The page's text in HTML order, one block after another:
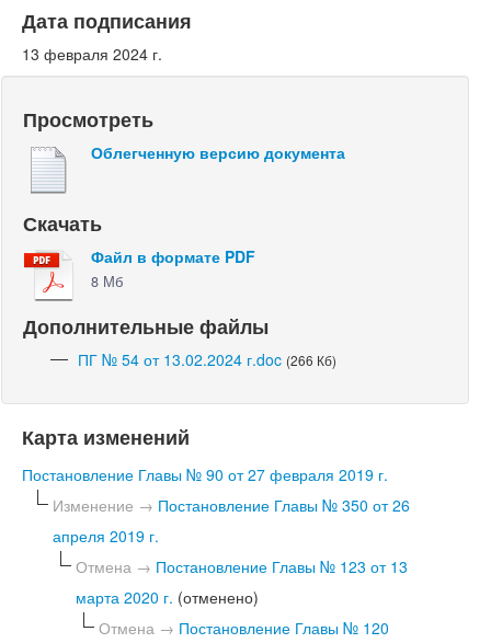
Дата подписания
13 февраля 2024 г.
Просмотреть
Облегченную версию документа
Скачать
Файл в формате PDF
8 Мб
Дополнительные файлы
ПГ № 54 от 13.02.2024 г.doc (266 Кб)
Карта изменений
Постановление Главы № 90 от 27 февраля 2019 г.
Изменение → Постановление Главы № 350 от 26
апреля 2019 г.
Отмена → Постановление Главы № 123 от 13
марта 2020 г. (отменено)
Отмена → Постановление Главы № 120